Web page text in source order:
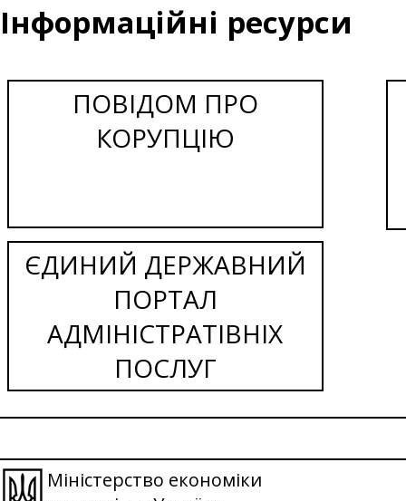
Інформаційні ресурси
ПОВІДОМ ПРО
КОРУПЦІЮ
ЄДИНИЙ ДЕРЖАВНИЙ
ПОРТАЛ
АДМІНІСТРАТІВНІХ
ПОСЛУГ
Міністерство економіки